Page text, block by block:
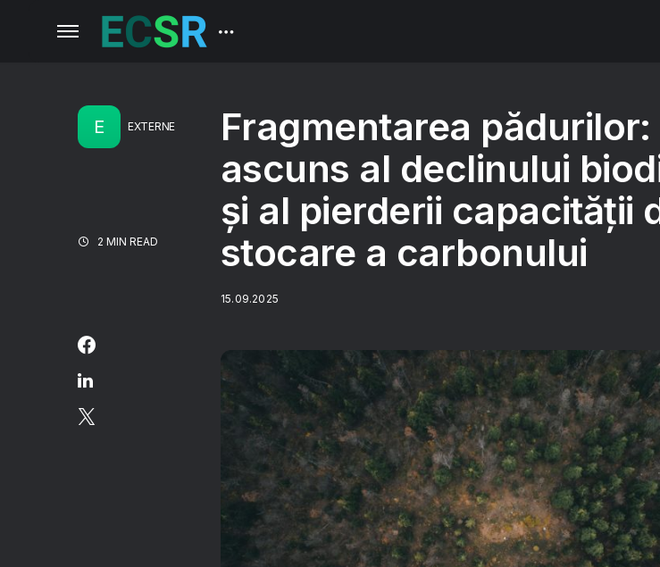
E EXTERNE
2 MIN READ
Fragmentarea
ascuns al declinului
și al pierderii capacității
stocare a carbonului
15.09.2025